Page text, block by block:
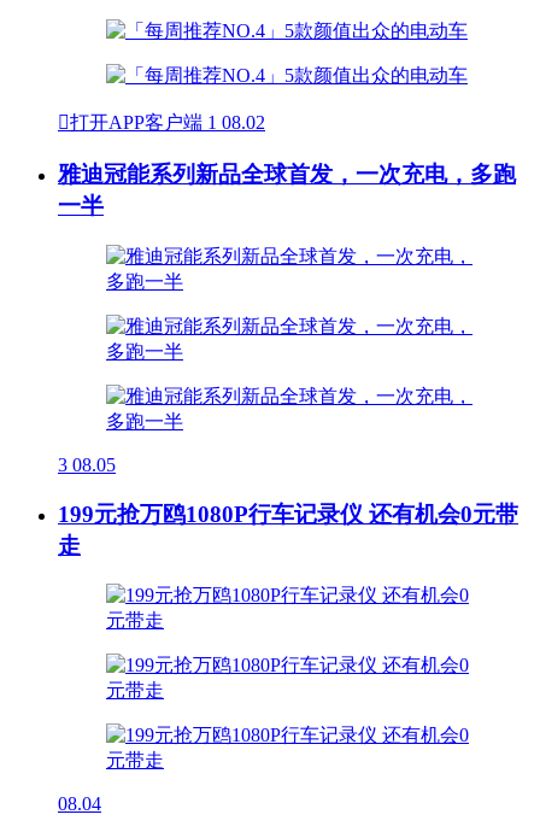
打开APP客户端 1 08.02
雅迪冠能系列新品全球首发，一次充电，多跑
一半
3 08.05
199元抢万鸥1080P行车记录仪 还有机会0元带
走
08.04